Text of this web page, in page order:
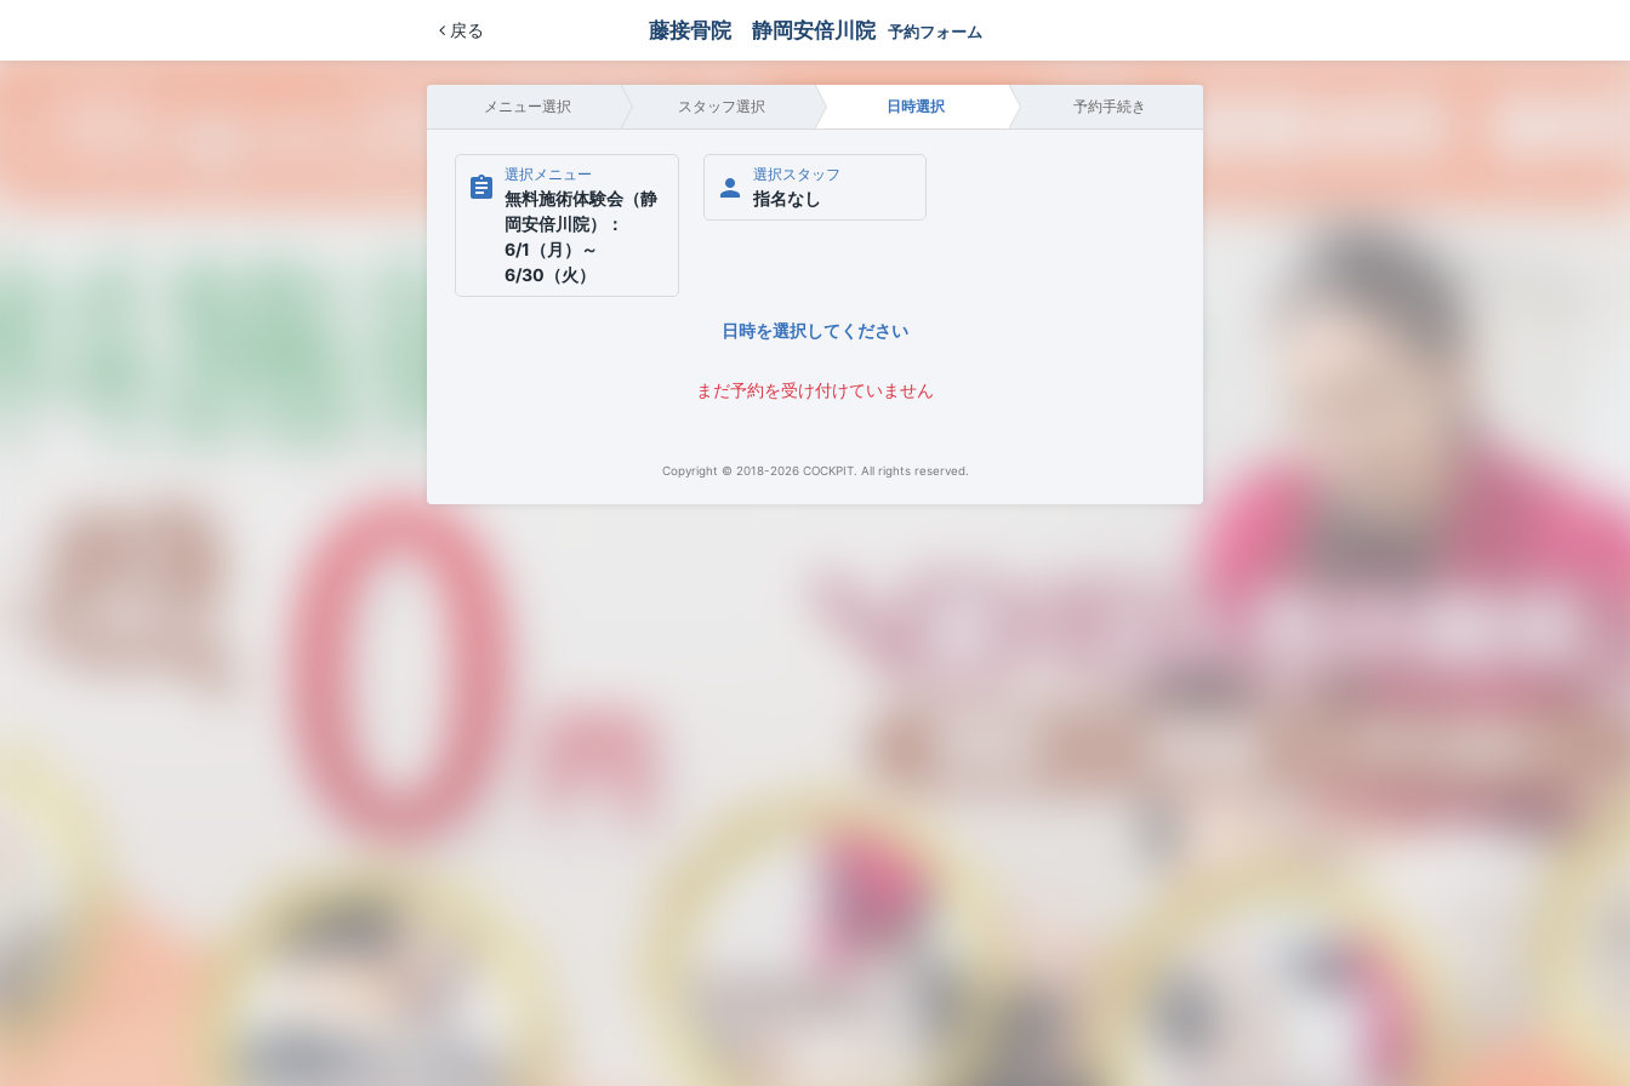
藤接骨院 静岡安倍川院 予約フォーム
戻る
メニュー選択 スタッフ選択 日時選択 予約手続き
assignment 選択メニュー
無料施術体験会（静
岡安倍川院）：
6/1（月）～
6/30（火）
person 選択スタッフ
指名なし
日時を選択してください
まだ予約を受け付けていません
Copyright © 2018-2026 COCKPIT. All rights reserved.